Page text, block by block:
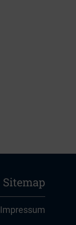
Sitemap
Impressum